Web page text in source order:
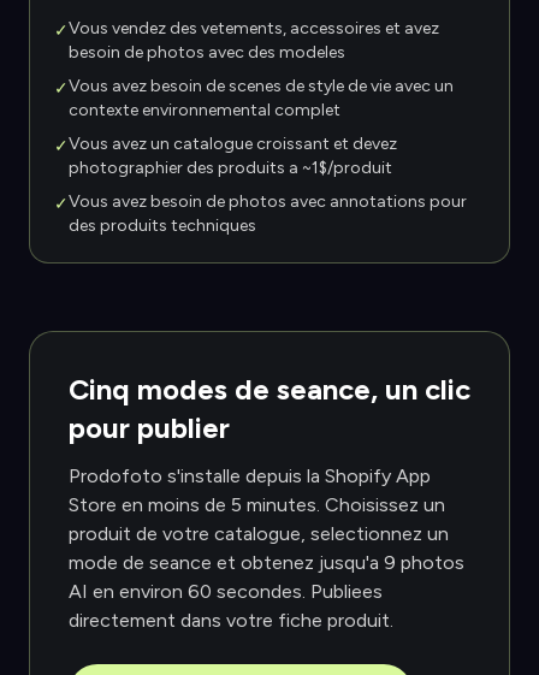
✓Vous vendez des vetements, accessoires et avez
besoin de photos avec des modeles
✓Vous avez besoin de scenes de style de vie avec un
contexte environnemental complet
✓Vous avez un catalogue croissant et devez
photographier des produits a ~1$/produit
✓Vous avez besoin de photos avec annotations pour
des produits techniques
Cinq modes de seance, un clic
pour publier
Prodofoto s'installe depuis la Shopify App
Store en moins de 5 minutes. Choisissez un
produit de votre catalogue, selectionnez un
mode de seance et obtenez jusqu'a 9 photos
AI en environ 60 secondes. Publiees
directement dans votre fiche produit.